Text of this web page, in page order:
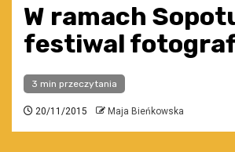
W ramach
festiwal
3 min przeczytania
20/11/2015 Maja Bieńkowska